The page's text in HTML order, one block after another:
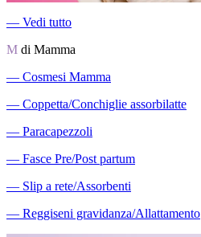
― Vedi tutto
M di Mamma
― Cosmesi Mamma
― Coppetta/Conchiglie assorbilatte
― Paracapezzoli
― Fasce Pre/Post partum
― Slip a rete/Assorbenti
― Reggiseni gravidanza/Allattamento